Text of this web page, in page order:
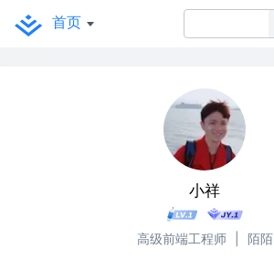
首页
小祥
高级前端工程师 陌陌